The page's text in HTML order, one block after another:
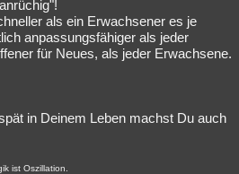
als ein Erwachsener es je
anpassungsfähiger als jeder
für Neues, als jeder Erwachsene.
in Deinem Leben machst Du auch
ist Oszillation.